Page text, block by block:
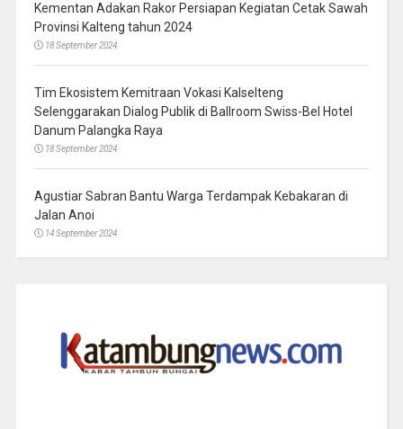
Kementan Adakan Rakor Persiapan Kegiatan Cetak Sawah
Provinsi Kalteng tahun 2024
18 September 2024
Tim Ekosistem Kemitraan Vokasi Kalselteng
Selenggarakan Dialog Publik di Ballroom Swiss-Bel Hotel
Danum Palangka Raya
18 September 2024
Agustiar Sabran Bantu Warga Terdampak Kebakaran di
Jalan Anoi
14 September 2024